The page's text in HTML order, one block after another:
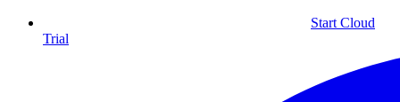
Start Cloud
Trial